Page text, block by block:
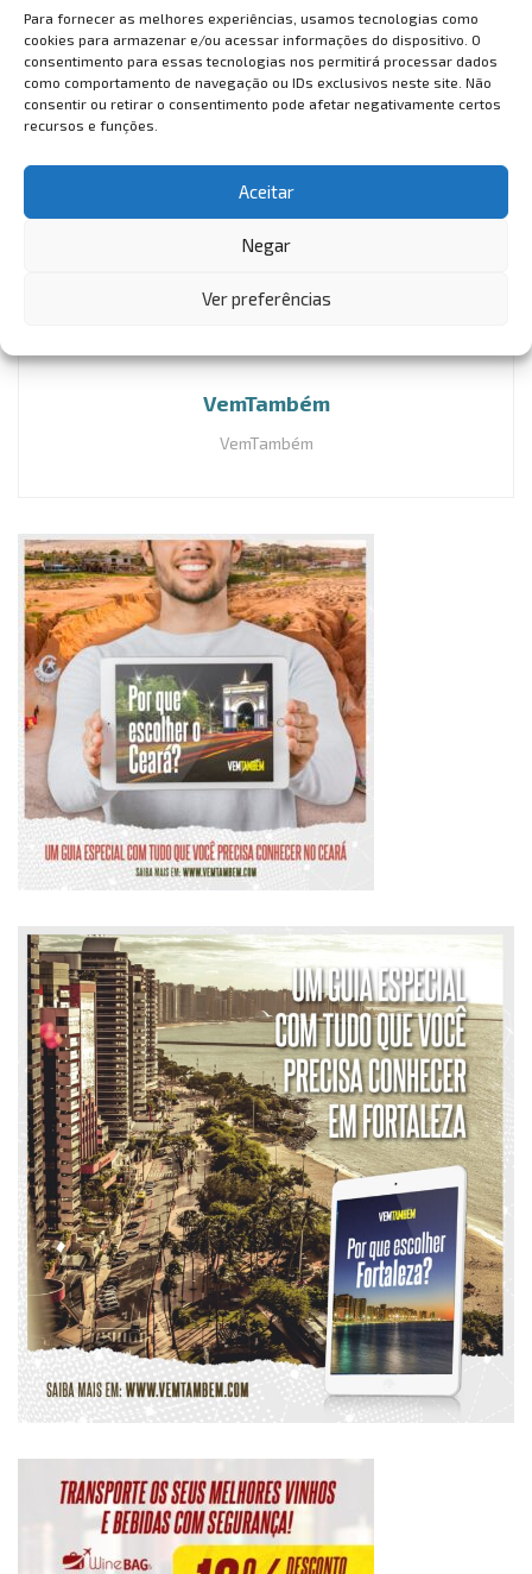
Para fornecer as melhores experiências, usamos tecnologias como
cookies para armazenar e/ou acessar informações do dispositivo. O
consentimento para essas tecnologias nos permitirá processar dados
como comportamento de navegação ou IDs exclusivos neste site. Não
consentir ou retirar o consentimento pode afetar negativamente certos
recursos e funções.
Aceitar
Negar
Ver preferências
milhões de passageiros, número 8% maior do que o pré-
pandemia e 2,5% maior do que o ano de 2022. Entre os
destinos mais buscados, destacam-se os estados de São
Paulo, Rio de Janeiro e Minas Gerais.
VemTambém
VemTambém